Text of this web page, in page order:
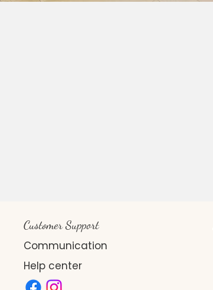
Customer Support
Communication
Help center